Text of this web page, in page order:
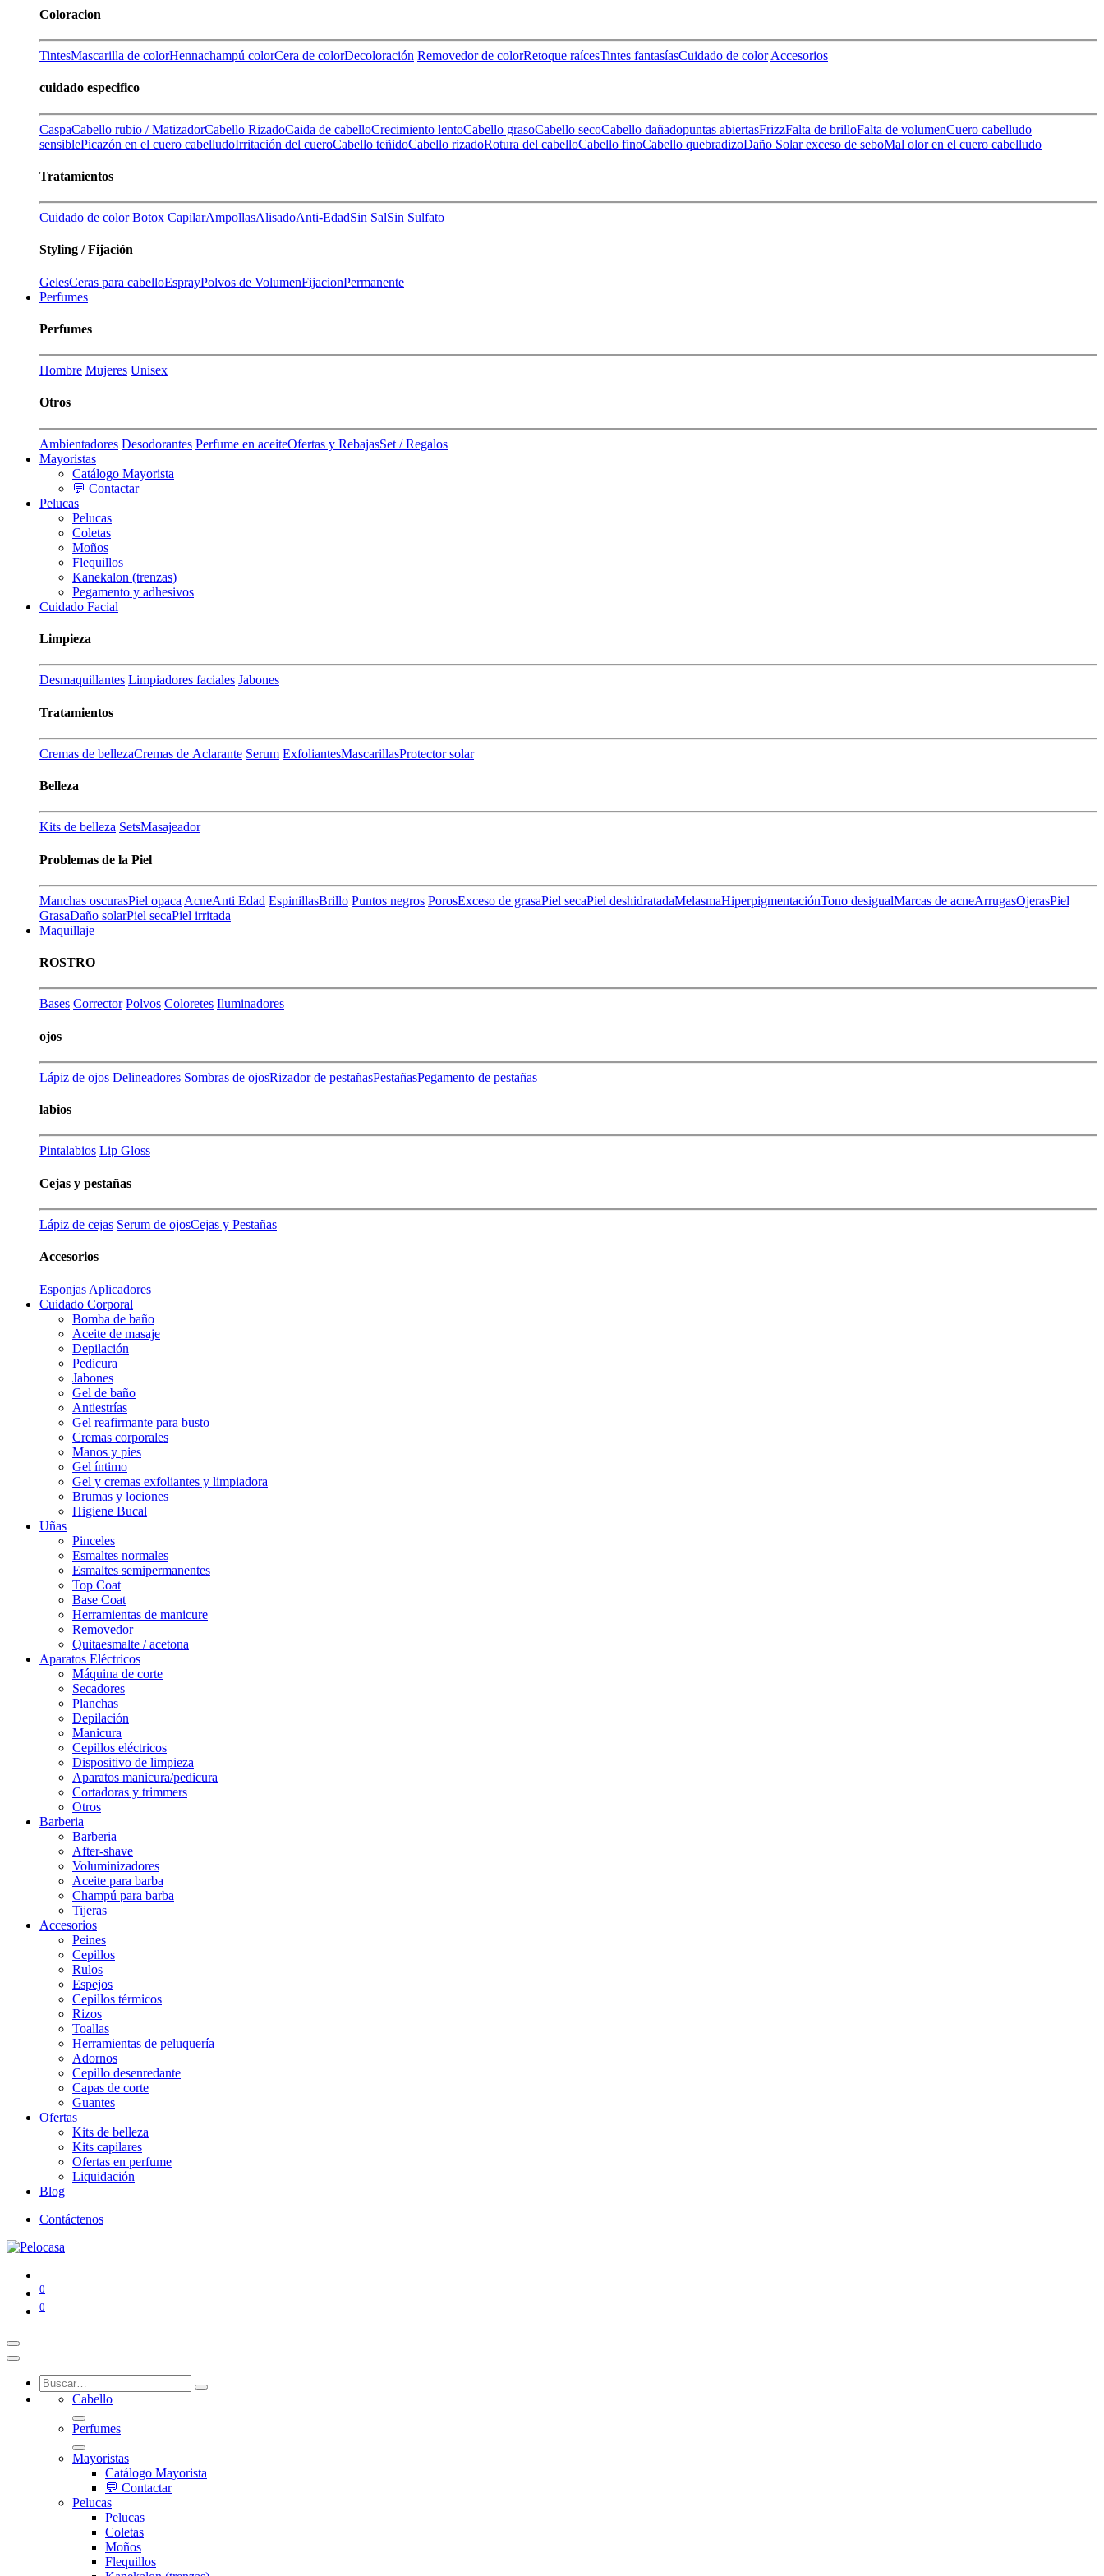
Coloracion
TintesMascarilla de colorHennachampú colorCera de colorDecoloración Removedor de colorRetoque raícesTintes fantasíasCuidado de color Accesorios
cuidado especifico
CaspaCabello rubio / MatizadorCabello RizadoCaida de cabelloCrecimiento lentoCabello grasoCabello secoCabello dañadopuntas abiertasFrizzFalta de brilloFalta de volumenCuero cabelludo
sensiblePicazón en el cuero cabelludoIrritación del cueroCabello teñidoCabello rizadoRotura del cabelloCabello finoCabello quebradizoDaño Solarexceso de seboMal olor en el cuero cabelludo
Tratamientos
Cuidado de color Botox CapilarAmpollasAlisadoAnti-EdadSin SalSin Sulfato
Styling / Fijación
GelesCeras para cabelloEsprayPolvos de VolumenFijacionPermanente
Perfumes
Perfumes
Hombre Mujeres Unisex
Otros
Ambientadores Desodorantes Perfume en aceiteOfertas y RebajasSet / Regalos
Mayoristas
Catálogo Mayorista
💬 Contactar
Pelucas
Pelucas
Coletas
Moños
Flequillos
Kanekalon (trenzas)
Pegamento y adhesivos
Cuidado Facial
Limpieza
Desmaquillantes Limpiadores faciales Jabones
Tratamientos
Cremas de bellezaCremas de Aclarante Serum ExfoliantesMascarillasProtector solar
Belleza
Kits de belleza SetsMasajeador
Problemas de la Piel
Manchas oscurasPiel opaca AcneAnti Edad EspinillasBrillo Puntos negros PorosExceso de grasaPiel secaPiel deshidratadaMelasmaHiperpigmentaciónTono desigualMarcas de acneArrugasOjerasPiel
GrasaDaño solarPiel secaPiel irritada
Maquillaje
ROSTRO
Bases Corrector Polvos Coloretes Iluminadores
ojos
Lápiz de ojos Delineadores Sombras de ojosRizador de pestañasPestañasPegamento de pestañas
labios
Pintalabios Lip Gloss
Cejas y pestañas
Lápiz de cejas Serum de ojosCejas y Pestañas
Accesorios
Esponjas Aplicadores
Cuidado Corporal
Bomba de baño
Aceite de masaje
Depilación
Pedicura
Jabones
Gel de baño
Antiestrías
Gel reafirmante para busto
Cremas corporales
Manos y pies
Gel íntimo
Gel y cremas exfoliantes y limpiadora
Brumas y lociones
Higiene Bucal
Uñas
Pinceles
Esmaltes normales
Esmaltes semipermanentes
Top Coat
Base Coat
Herramientas de manicure
Removedor
Quitaesmalte / acetona
Aparatos Eléctricos
Máquina de corte
Secadores
Planchas
Depilación
Manicura
Cepillos eléctricos
Dispositivo de limpieza
Aparatos manicura/pedicura
Cortadoras y trimmers
Otros
Barberia
Barberia
After-shave
Voluminizadores
Aceite para barba
Champú para barba
Tijeras
Accesorios
Peines
Cepillos
Rulos
Espejos
Cepillos térmicos
Rizos
Toallas
Herramientas de peluquería
Adornos
Cepillo desenredante
Capas de corte
Guantes
Ofertas
Kits de belleza
Kits capilares
Ofertas en perfume
Liquidación
Blog
Contáctenos
0
0
Cabello
Perfumes
Mayoristas
Catálogo Mayorista
💬 Contactar
Pelucas
Pelucas
Coletas
Moños
Flequillos